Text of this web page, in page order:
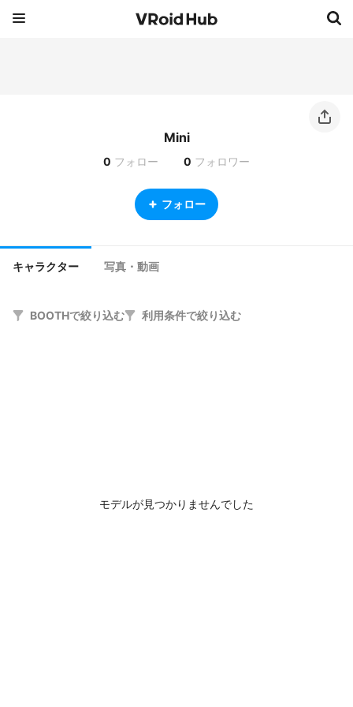
Mini
0 フォロー 0 フォロワー
フォロー
キャラクター 写真・動画
BOOTHで絞り込む 利用条件で絞り込む
モデルが見つかりませんでした